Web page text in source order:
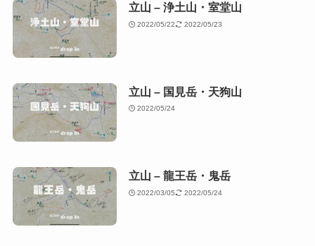
立山 – 浄土山・室堂山
2022/05/22 2022/05/23
立山 – 国見岳・天狗山
2022/05/24
立山 – 龍王岳・鬼岳
2022/03/05 2022/05/24